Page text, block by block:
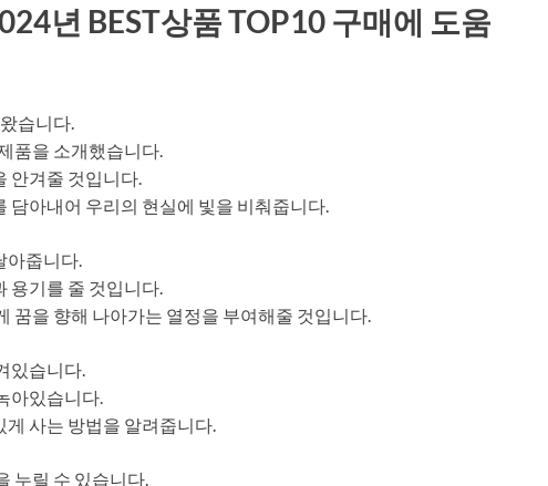
년 BEST상품 TOP10 구매에 도움
습니다.
품을 소개했습니다.
안겨줄 것입니다.
아내어 우리의 현실에 빛을 비춰줍니다.
아줍니다.
용기를 줄 것입니다.
꿈을 향해 나아가는 열정을 부여해줄 것입니다.
있습니다.
아있습니다.
사는 방법을 알려줍니다.
누릴 수 있습니다.